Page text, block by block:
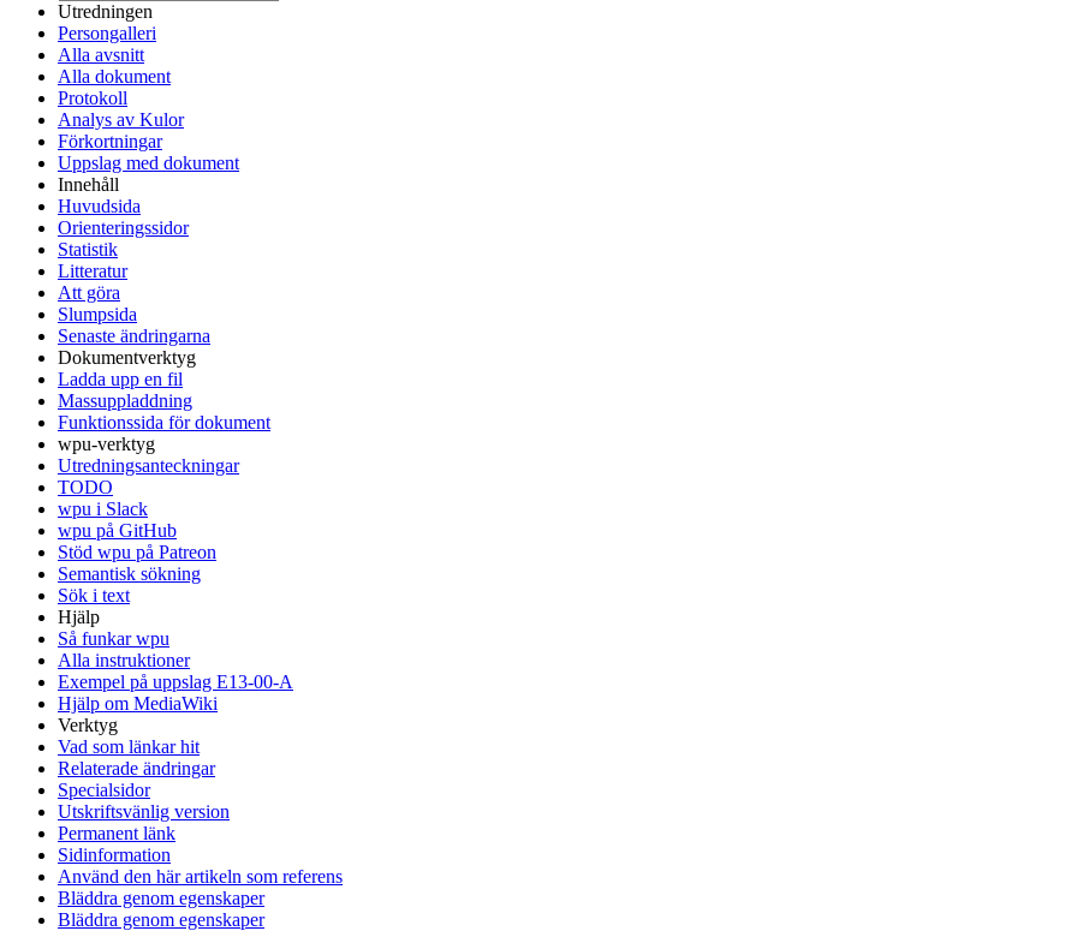
Utredningen
Persongalleri
Alla avsnitt
Alla dokument
Protokoll
Analys av Kulor
Förkortningar
Uppslag med dokument
Innehåll
Huvudsida
Orienteringssidor
Statistik
Litteratur
Att göra
Slumpsida
Senaste ändringarna
Dokumentverktyg
Ladda upp en fil
Massuppladdning
Funktionssida för dokument
wpu-verktyg
Utredningsanteckningar
TODO
wpu i Slack
wpu på GitHub
Stöd wpu på Patreon
Semantisk sökning
Sök i text
Hjälp
Så funkar wpu
Alla instruktioner
Exempel på uppslag E13-00-A
Hjälp om MediaWiki
Verktyg
Vad som länkar hit
Relaterade ändringar
Specialsidor
Utskriftsvänlig version
Permanent länk
Sidinformation
Använd den här artikeln som referens
Bläddra genom egenskaper
Bläddra genom egenskaper